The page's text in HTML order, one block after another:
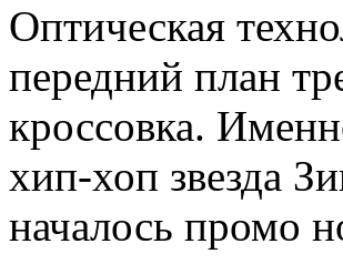
Оптическая
передний план
кроссовка.
хип-хоп звезда
началось промо